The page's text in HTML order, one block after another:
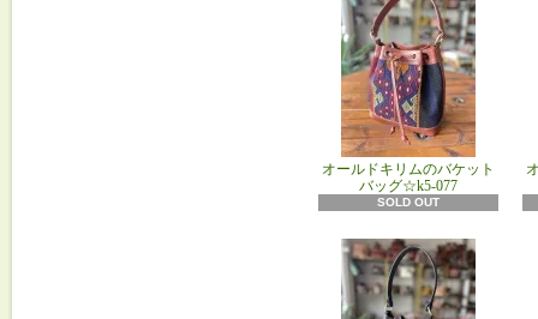
オールドキリムのバケット
バッグ☆k5-077
SOLD OUT